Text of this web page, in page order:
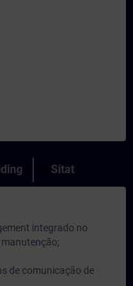
Sitat
integrado no
de comunicação de